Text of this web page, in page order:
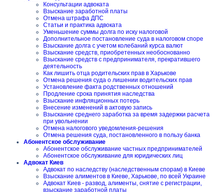
Консультации адвоката
Взыскание заработной платы
Отмена штрафа ДПС
Статьи и практика адвоката
Уменьшение суммы долга по иску налоговой
Дополнительное постановление суда в налоговом споре
Взыскание долга с учетом колебаний курса валют
Взыскание средств, приобретенных необоснованно
Взыскание средств с предпринимателя, прекратившего
деятельность
Как лишить отца родительских прав в Харькове
Отмена решения суда о лишении водительских прав
Установление факта родственных отношений
Продление срока принятия наследства
Взыскание инфляционных потерь
Внесение изменений в актовую запись
Взыскание среднего заработка за время задержки расчета
при увольнении
Отмена налогового уведомления-решения
Отмена решения суда, постановленного в пользу банка
Абонентское обслуживание
Абонентское обслуживание частных предпринимателей
Абонентское обслуживание для юридических лиц
Адвокат Киев
Адвокат по наследству (наследственным спорам) в Киеве
Взыскание алиментов в Киеве, Харькове, по всей Украине
Адвокат Киев - развод, алименты, снятие с регистрации,
взыскание заработной платы